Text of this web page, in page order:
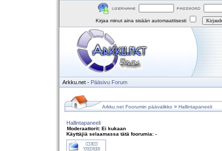
Kirjaa minut aina sisään automaattisesti
Arkku.net - Pääsivu Forum
Arkku.net Foorumin päävalikko » Hallintapaneeli
Hallintapaneeli
Moderaattorit: Ei kukaan
Käyttäjiä selaamassa tätä foorumia: -